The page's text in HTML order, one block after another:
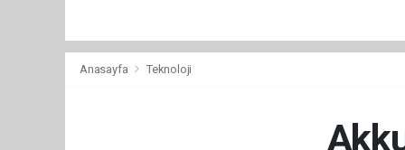
Anasayfa Teknoloji